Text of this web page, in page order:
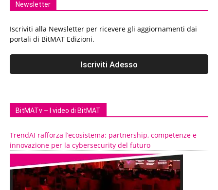
Newsletter
Iscriviti alla Newsletter per ricevere gli aggiornamenti dai
portali di BitMAT Edizioni.
BitMATv – I video di BitMAT
TrendAI rafforza l’ecosistema: partnership, competenze e
innovazione per la cybersecurity del futuro